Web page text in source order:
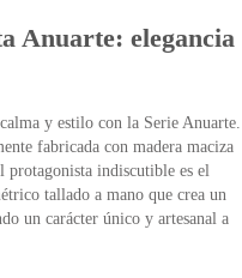
Anuarte: elegancia
y estilo con la Serie Anuarte.
fabricada con madera maciza
protagonista indiscutible es el
tallado a mano que crea un
un carácter único y artesanal a